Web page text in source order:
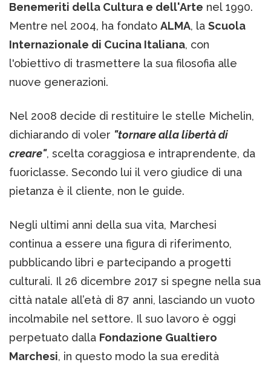
Benemeriti della Cultura e dell'Arte nel 1990.
Mentre nel 2004, ha fondato ALMA, la Scuola
Internazionale di Cucina Italiana, con
l'obiettivo di trasmettere la sua filosofia alle
nuove generazioni.
Nel 2008 decide di restituire le stelle Michelin,
dichiarando di voler "tornare alla libertà di
creare", scelta coraggiosa e intraprendente, da
fuoriclasse. Secondo lui il vero giudice di una
pietanza è il cliente, non le guide.
Negli ultimi anni della sua vita, Marchesi
continua a essere una figura di riferimento,
pubblicando libri e partecipando a progetti
culturali. Il 26 dicembre 2017 si spegne nella sua
città natale all’età di 87 anni, lasciando un vuoto
incolmabile nel settore. Il suo lavoro è oggi
perpetuato dalla Fondazione Gualtiero
Marchesi, in questo modo la sua eredità